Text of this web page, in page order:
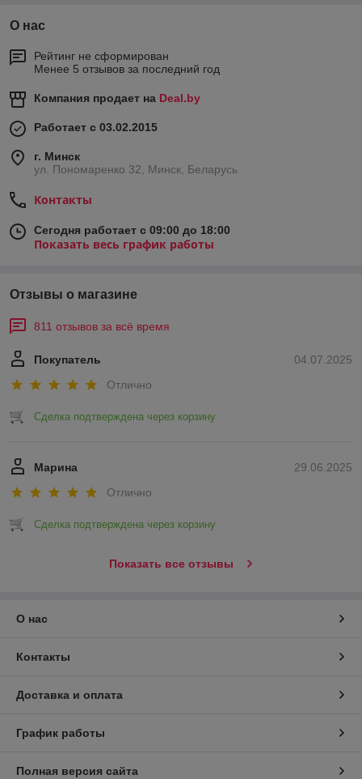
О нас
Рейтинг не сформирован
Менее 5 отзывов за последний год
Компания продает на Deal.by
Работает с 03.02.2015
г. Минск
ул. Пономаренко 32, Минск, Беларусь
Контакты
Сегодня работает с 09:00 до 18:00
Показать весь график работы
Отзывы о магазине
811 отзывов за всё время
04.07.2025
Покупатель
Отлично
Сделка подтверждена через корзину
29.06.2025
Марина
Отлично
Сделка подтверждена через корзину
Показать все отзывы
О нас
Контакты
Доставка и оплата
График работы
Полная версия сайта